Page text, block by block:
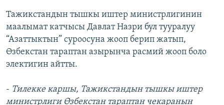
Тажикстандын тышкы иштер министрлигинин
маалымат катчысы Давлат Назри бул тууралуу
“Азаттыктын” суроосуна жооп берип жатып,
Өзбекстан тараптан азырынча расмий жооп боло
электигин айтты.
- Тилекке каршы, Тажикстандын тышкы иштер
министрлиги Өзбекстан тараптан чекаранын